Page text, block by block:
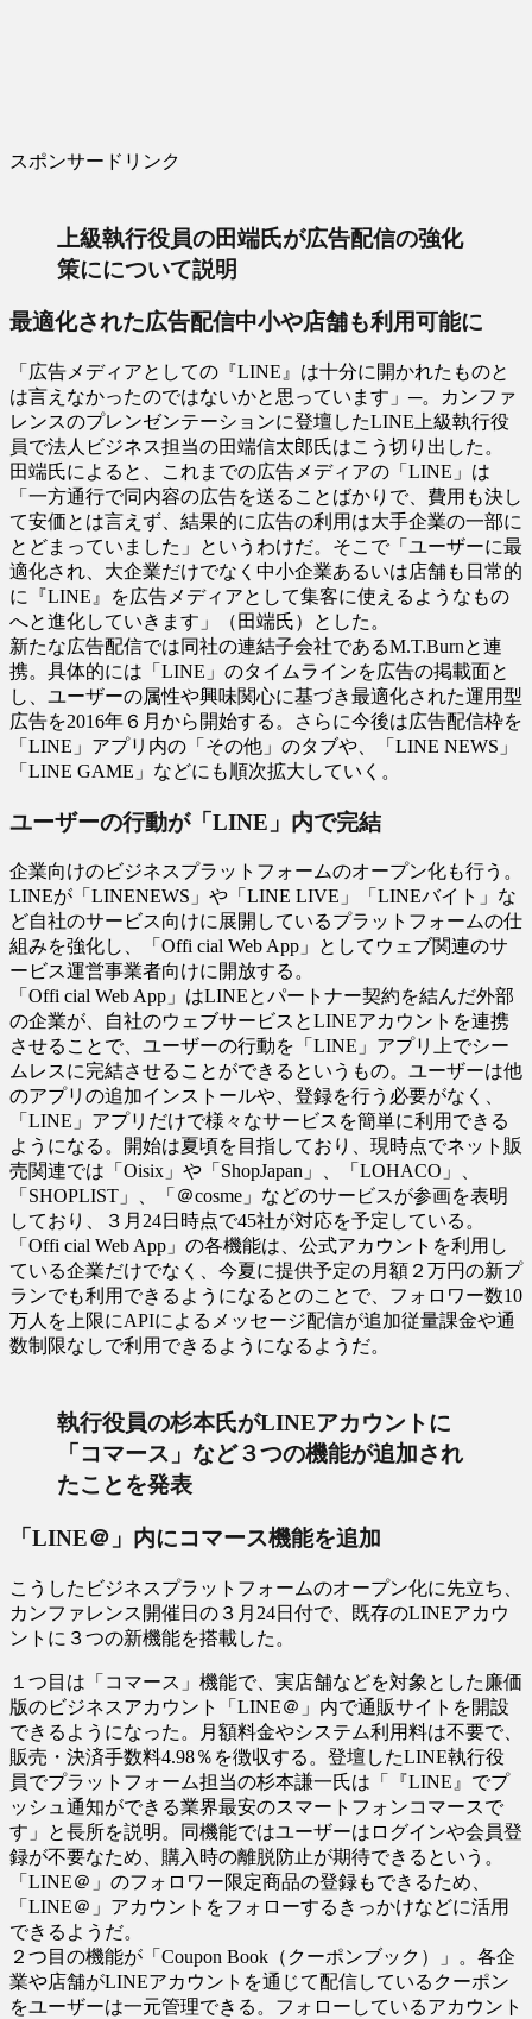
スポンサードリンク
上級執行役員の田端氏が広告配信の強化
策にについて説明
最適化された広告配信中小や店舗も利用可能に
「広告メディアとしての『LINE』は十分に開かれたものと
は言えなかったのではないかと思っています」─。カンファ
レンスのプレンゼンテーションに登壇したLINE上級執行役
員で法人ビジネス担当の田端信太郎氏はこう切り出した。
田端氏によると、これまでの広告メディアの「LINE」は
「一方通行で同内容の広告を送ることばかりで、費用も決し
て安価とは言えず、結果的に広告の利用は大手企業の一部に
とどまっていました」というわけだ。そこで「ユーザーに最
適化され、大企業だけでなく中小企業あるいは店舗も日常的
に『LINE』を広告メディアとして集客に使えるようなもの
へと進化していきます」（田端氏）とした。
新たな広告配信では同社の連結子会社であるM.T.Burnと連
携。具体的には「LINE」のタイムラインを広告の掲載面と
し、ユーザーの属性や興味関心に基づき最適化された運用型
広告を2016年６月から開始する。さらに今後は広告配信枠を
「LINE」アプリ内の「その他」のタブや、「LINE NEWS」
「LINE GAME」などにも順次拡大していく。
ユーザーの行動が「LINE」内で完結
企業向けのビジネスプラットフォームのオープン化も行う。
LINEが「LINENEWS」や「LINE LIVE」「LINEバイト」な
ど自社のサービス向けに展開しているプラットフォームの仕
組みを強化し、「Offi cial Web App」としてウェブ関連のサ
ービス運営事業者向けに開放する。
「Offi cial Web App」はLINEとパートナー契約を結んだ外部
の企業が、自社のウェブサービスとLINEアカウントを連携
させることで、ユーザーの行動を「LINE」アプリ上でシー
ムレスに完結させることができるというもの。ユーザーは他
のアプリの追加インストールや、登録を行う必要がなく、
「LINE」アプリだけで様々なサービスを簡単に利用できる
ようになる。開始は夏頃を目指しており、現時点でネット販
売関連では「Oisix」や「ShopJapan」、「LOHACO」、
「SHOPLIST」、「＠cosme」などのサービスが参画を表明
しており、３月24日時点で45社が対応を予定している。
「Offi cial Web App」の各機能は、公式アカウントを利用し
ている企業だけでなく、今夏に提供予定の月額２万円の新プ
ランでも利用できるようになるとのことで、フォロワー数10
万人を上限にAPIによるメッセージ配信が追加従量課金や通
数制限なしで利用できるようになるようだ。
執行役員の杉本氏がLINEアカウントに
「コマース」など３つの機能が追加され
たことを発表
「LINE＠」内にコマース機能を追加
こうしたビジネスプラットフォームのオープン化に先立ち、
カンファレンス開催日の３月24日付で、既存のLINEアカウ
ントに３つの新機能を搭載した。
１つ目は「コマース」機能で、実店舗などを対象とした廉価
版のビジネスアカウント「LINE＠」内で通販サイトを開設
できるようになった。月額料金やシステム利用料は不要で、
販売・決済手数料4.98％を徴収する。登壇したLINE執行役
員でプラットフォーム担当の杉本謙一氏は「『LINE』でプ
ッシュ通知ができる業界最安のスマートフォンコマースで
す」と長所を説明。同機能ではユーザーはログインや会員登
録が不要なため、購入時の離脱防止が期待できるという。
「LINE＠」のフォロワー限定商品の登録もできるため、
「LINE＠」アカウントをフォローするきっかけなどに活用
できるようだ。
２つ目の機能が「Coupon Book（クーポンブック）」。各企
業や店舗がLINEアカウントを通じて配信しているクーポン
をユーザーは一元管理できる。フォローしているアカウント